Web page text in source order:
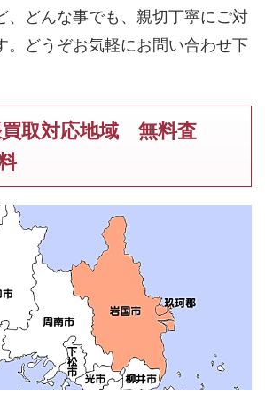
、どんな事でも、親切丁寧にご対
。どうぞお気軽にお問い合わせ下
買取対応地域 無料査